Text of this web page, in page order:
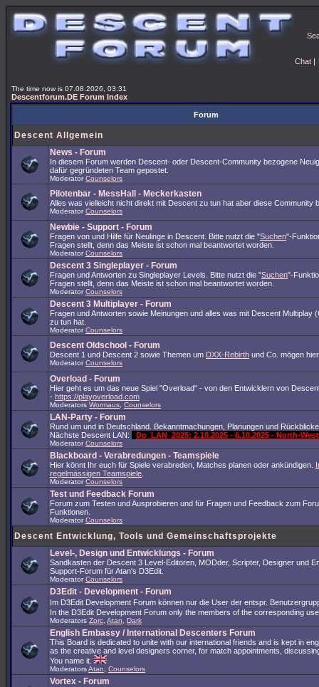
Chat |
The time now is 07.08.2026, 03:31
Descentforum.DE Forum Index
Forum
Descent Allgemein
News - Forum
In diesem Forum werden Descent- oder Descent-Community bezogene
dafür gegründeten Team gepostet.
Moderator Counselors
Pilotenbar - MessHall - Meckerkasten
Alles was vielleicht nicht direkt mit Descent zu tun hat aber diese Community
Moderator Counselors
Newbie - Support - Forum
Fragen von und Hilfe für Neulinge in Descent. Bitte nutzt die "Suchen"-
Fragen stellt, denn das Meiste ist schon mal beantwortet worden.
Moderator Counselors
Descent 3 Singleplayer - Forum
Fragen und Antworten zu Singleplayer Levels. Bitte nutzt die "Suchen"-
Fragen stellt, denn das Meiste ist schon mal beantwortet worden.
Moderator Counselors
Descent 3 Multiplayer - Forum
Fragen und Antworten sowie Meinungen und alles was mit Descent Multiplay
zu tun hat.
Moderator Counselors
Descent Oldschool - Forum
Descent 1 und Descent 2 sowie Themen um DXX-Rebirth und Co. mögen
Moderator Counselors
Overload - Forum
Hier geht es um das neue Spiel "Overload" - von den Entwicklern von
- https://playoverload.com
Moderators Wormaus Counselors
LAN-Party - Forum
Rund um und in Deutschland. Bekanntmachungen, Planungen und
Nächste Descent LAN:
Do_LAN_2025: 2.10.2025 - 6.10.2025 - North-
Moderator Counselors
Blackboard - Verabredungen - Teamspiele
Hier könnt Ihr euch für Spiele verabreden, Matches planen oder ankündigen.
regelmässigen Teamspiele
Moderator Counselors
Test und Feedback Forum
Forum zum Testen und Ausprobieren und für Fragen und Feedback zum
Funktionen.
Moderator Counselors
Descent Entwicklung, Tools und Gemeinschaftsprojekte
Level-, Design und Entwicklungs - Forum
Sandkasten der Descent 3 Level-Editoren, MODder, Scripter, Designer und
Support-Forum für Atan's D3Edit.
Moderator Counselors
D3Edit - Development - Forum
Im D3Edit Development Forum können nur die User der entspr.
In the D3Edit Development Forum only the members of the corresponding
Moderators Zorc Atan Dark
English Embassy / International Descenters Forum
This Board is dedicated to unite with our international friends and is kept in
as the creative and level designers corner, for match appointments,
You name it.
ModeratorsAtan Counselors
Vortex - Forum